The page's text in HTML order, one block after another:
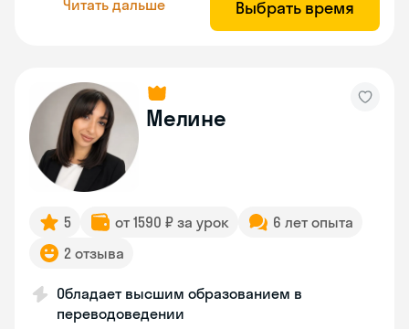
Читать дальше Выбрать время
Мелине
5 от 1590 ₽ за урок
6 лет опыта
2 отзыва
Обладает высшим образованием в
переводоведении